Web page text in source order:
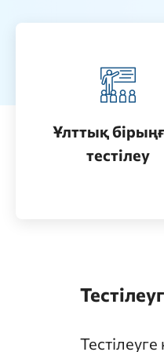
Ұлттық
тестілеу
Қазақстанда жоғары
Өту